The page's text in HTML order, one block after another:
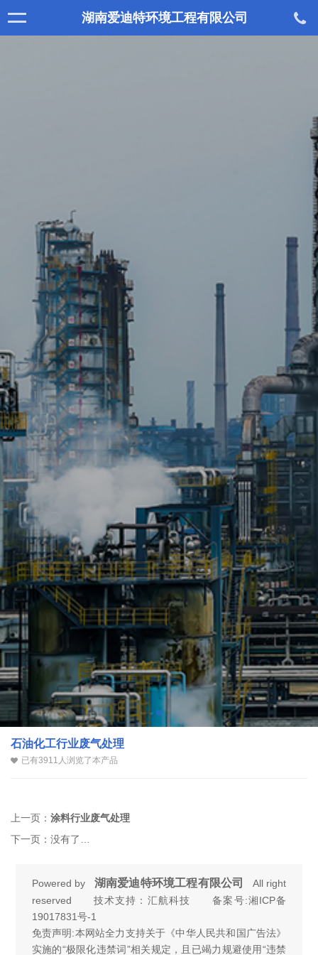
湖南爱迪特环境工程有限公司
石油化工行业废气处理
已有3911人浏览了本产品
上一页： 涂料行业废气处理
下一页： 没有了…
Powered by 湖南爱迪特环境工程有限公司
All right
reserved 技术支持：汇航科技 备案号:湘ICP备
19017831号-1
免责声明:本网站全力支持关于《中华人民共和国广告法》
实施的“极限化违禁词”相关规定，且已竭力规避使用“违禁